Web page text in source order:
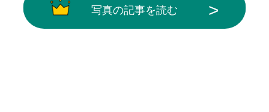
写真の記事を読む